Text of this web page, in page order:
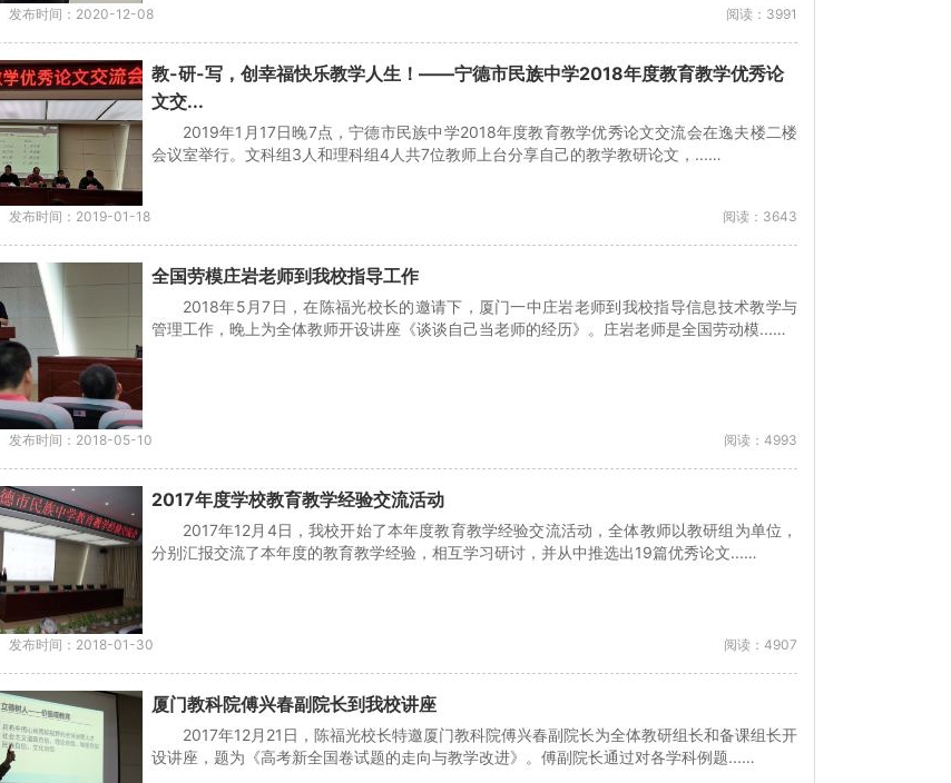
发布时间：2020-12-08 阅读：3991
教-研-写，创幸福快乐教学人生！——宁德市民族中学2018年度教育教学优秀论
文交...
2019年1月17日晚7点，宁德市民族中学2018年度教育教学优秀论文交流会在逸夫楼二楼
会议室举行。文科组3人和理科组4人共7位教师上台分享自己的教学教研论文，...…
发布时间：2019-01-18 阅读：3643
全国劳模庄岩老师到我校指导工作
2018年5月7日，在陈福光校长的邀请下，厦门一中庄岩老师到我校指导信息技术教学与
管理工作，晚上为全体教师开设讲座《谈谈自己当老师的经历》。庄岩老师是全国劳动模...…
发布时间：2018-05-10 阅读：4993
2017年度学校教育教学经验交流活动
2017年12月4日，我校开始了本年度教育教学经验交流活动，全体教师以教研组为单位，
分别汇报交流了本年度的教育教学经验，相互学习研讨，并从中推选出19篇优秀论文...…
发布时间：2018-01-30 阅读：4907
厦门教科院傅兴春副院长到我校讲座
2017年12月21日，陈福光校长特邀厦门教科院傅兴春副院长为全体教研组长和备课组长开
设讲座，题为《高考新全国卷试题的走向与教学改进》。傅副院长通过对各学科例题...…